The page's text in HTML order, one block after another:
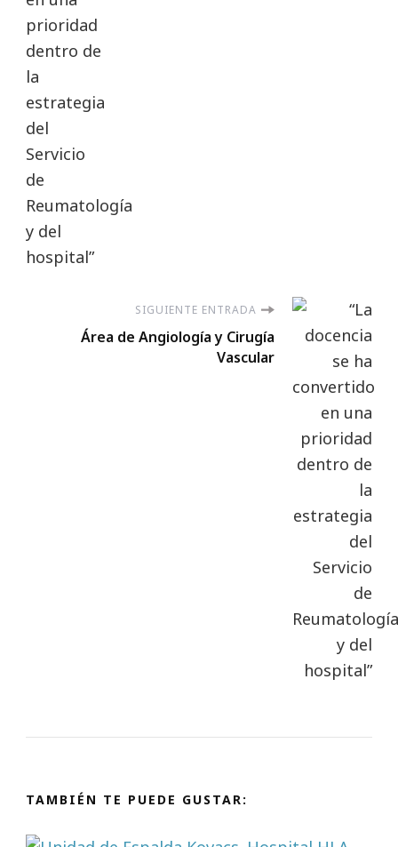
SIGUIENTE ENTRADA
Área de Angiología y Cirugía
Vascular
TAMBIÉN TE PUEDE GUSTAR: